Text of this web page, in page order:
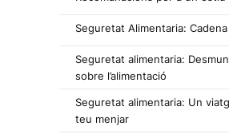
Seguretat Alimentaria:
Seguretat alimentaria:
sobre l’alimentació
Seguretat alimentaria: Un
teu menjar